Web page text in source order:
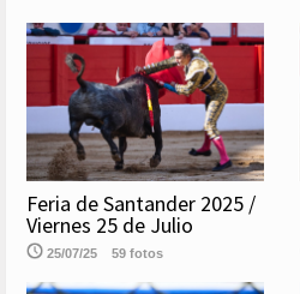
Feria de Santander 2025 /
Viernes 25 de Julio
25/07/25 59 fotos